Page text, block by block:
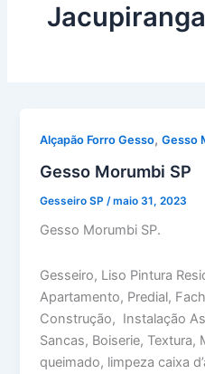
Jacupiranga
Alçapão Forro Gesso,Gesso
Gesso Morumbi SP
Gesseiro SP /maio 31, 2023
Gesso Morumbi SP.
Gesseiro, Liso Pintura
Apartamento, Predial,
Construção, Instalação
Sancas, Boiserie,
queimado, limpeza caixa